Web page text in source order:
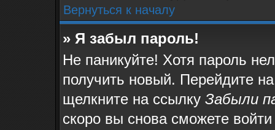
Вернуться к началу
» Я забыл пароль!
Не паникуйте! Хотя пароль
получить новый. Перейдите
щелкните на ссылку Забыли
скоро вы снова сможете